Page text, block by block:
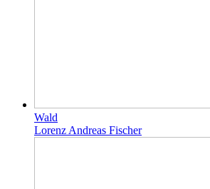
Wald
Lorenz Andreas Fischer